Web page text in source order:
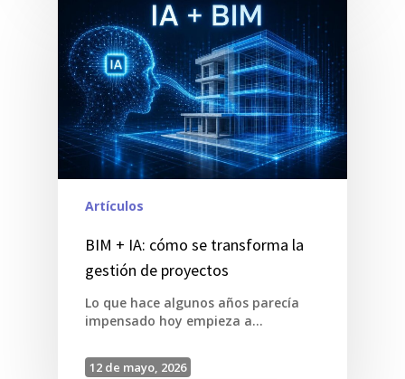
Artículos
BIM + IA: cómo se transforma la
gestión de proyectos
Lo que hace algunos años parecía
impensado hoy empieza a…
12 de mayo, 2026